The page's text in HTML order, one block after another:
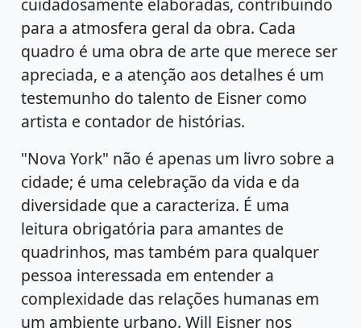
para a atmosfera geral da obra. Cada
quadro é uma obra de arte que merece ser
apreciada, e a atenção aos detalhes é um
testemunho do talento de Eisner como
artista e contador de histórias.
"Nova York" não é apenas um livro sobre a
cidade; é uma celebração da vida e da
diversidade que a caracteriza. É uma
leitura obrigatória para amantes de
quadrinhos, mas também para qualquer
pessoa interessada em entender a
complexidade das relações humanas em
um ambiente urbano. Will Eisner nos